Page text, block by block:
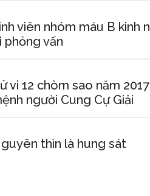
viên nhóm máu B kinh
phỏng vấn
vi 12 chòm sao năm
người Cung Cự Giải
thìn là hung sát